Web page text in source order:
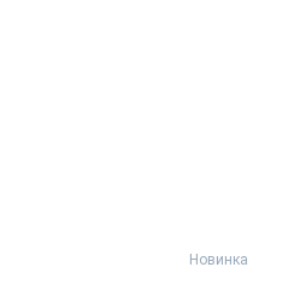
Новинка